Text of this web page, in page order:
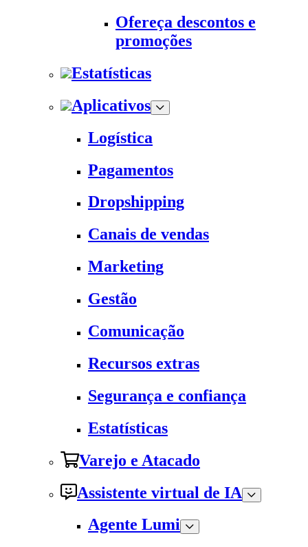
Ofereça descontos e
promoções
Estatísticas
Aplicativos
Logística
Pagamentos
Dropshipping
Canais de vendas
Marketing
Gestão
Comunicação
Recursos extras
Segurança e confiança
Estatísticas
Varejo e Atacado
Assistente virtual de IA
Agente Lumi